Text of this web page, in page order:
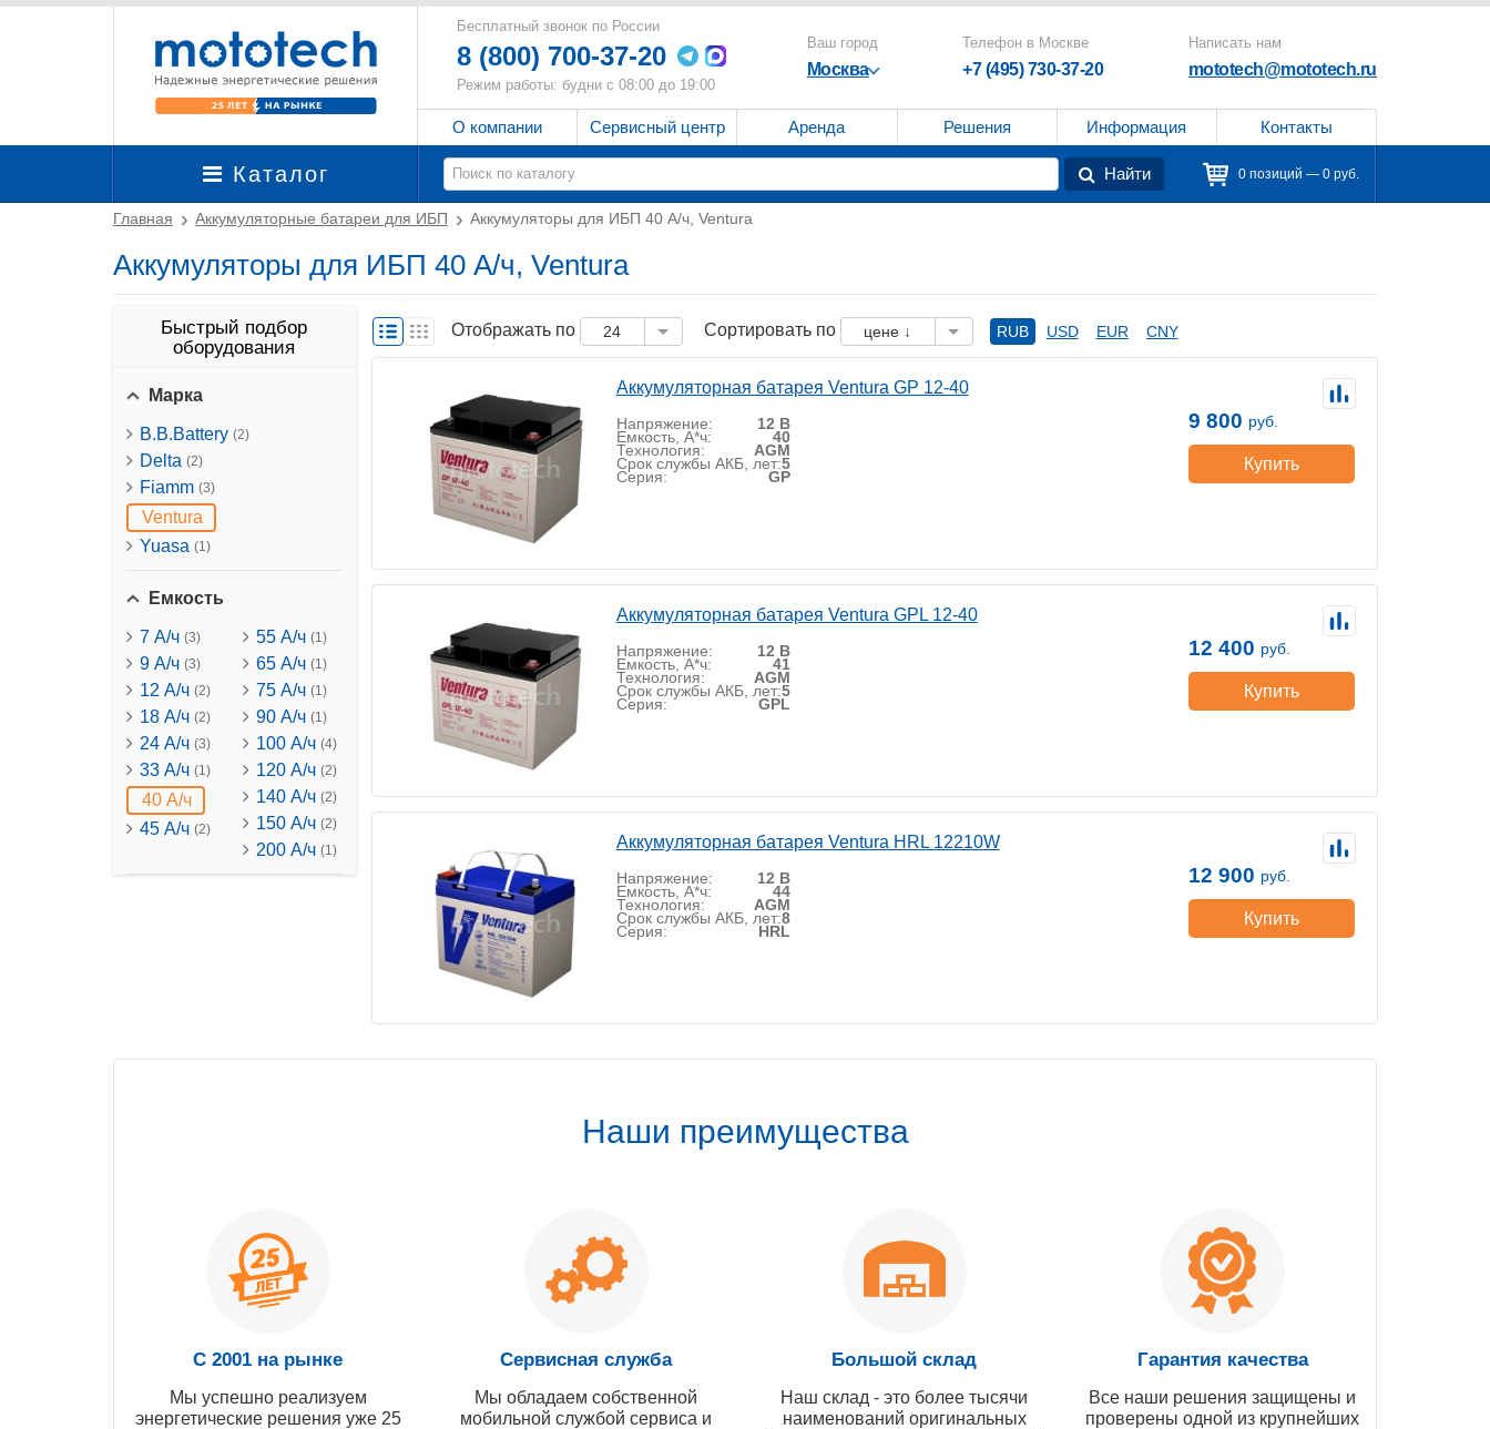
Бесплатный звонок по России
8 (800) 700-37-20
Режим работы: будни с 08:00 до 19:00
Ваш город
Москва
Телефон в Москве
+7 (495) 730-37-20
Написать нам
mototech@mototech.ru
О компании Сервисный центр Аренда Решения Информация Контакты
Каталог Найти 0 позиций — 0 руб.
Главная Аккумуляторные батареи для ИБП Аккумуляторы для ИБП 40 А/ч, Ventura
Аккумуляторы для ИБП 40 А/ч, Ventura
Быстрый подбор
оборудования
Марка
B.B.Battery (2)
Delta (2)
Fiamm (3)
Ventura
Yuasa (1)
Емкость
7 А/ч (3)
9 А/ч (3)
12 А/ч (2)
18 А/ч (2)
24 А/ч (3)
33 А/ч (1)
40 А/ч
45 А/ч (2)
55 А/ч(1)
65 А/ч(1)
75 А/ч(1)
90 А/ч(1)
100 А/ч(4)
120 А/ч(2)
140 А/ч(2)
150 А/ч(2)
200 А/ч(1)
Отображать по 24 Сортировать по цене ↓ RUB USD EUR CNY
Аккумуляторная батарея Ventura GP 12-40
Напряжение: 12 В
Емкость, А*ч: 40
Технология: AGM
Срок службы АКБ, лет:5
Серия: GP
9 800 руб.
Купить
Аккумуляторная батарея Ventura GPL 12-40
Напряжение: 12 В
Емкость, А*ч: 41
Технология: AGM
Срок службы АКБ, лет:5
Серия: GPL
12 400 руб.
Купить
Аккумуляторная батарея Ventura HRL 12210W
Напряжение: 12 В
Емкость, А*ч: 44
Технология: AGM
Срок службы АКБ, лет:8
Серия: HRL
12 900 руб.
Купить
Наши преимущества
С 2001 на рынке
Мы успешно реализуем
энергетические решения уже 25
Сервисная служба
Мы обладаем собственной
мобильной службой сервиса и
Большой склад
Наш склад - это более тысячи
наименований оригинальных
Гарантия качества
Все наши решения защищены и
проверены одной из крупнейших